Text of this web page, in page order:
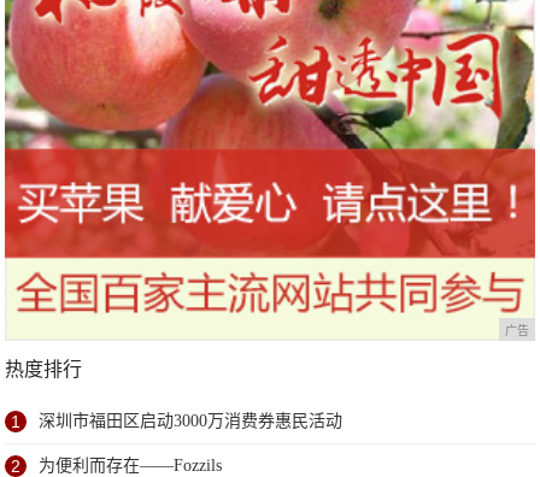
广告
热度排行
1 深圳市福田区启动3000万消费券惠民活动
2 为便利而存在——Fozzils